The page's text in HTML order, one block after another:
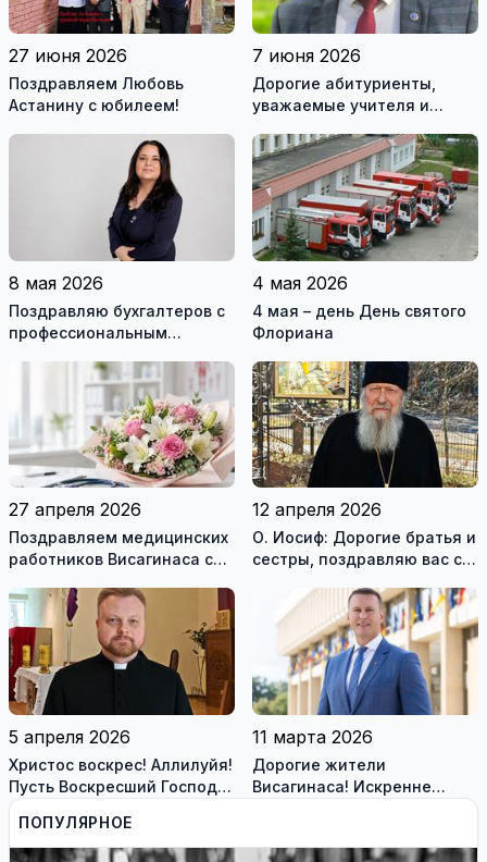
27 июня 2026
Поздравляем Любовь
Астанину с юбилеем!
7 июня 2026
Дорогие абитуриенты,
уважаемые учителя и
8 мая 2026
Поздравляю бухгалтеров с
профессиональным
4 мая 2026
4 мая – день День святого
Флориана
27 апреля 2026
Поздравляем медицинских
работников Висагинаса с
праздником!
12 апреля 2026
О. Иосиф: Дорогие братья и
сестры, поздравляю вас с
праздником Пасхи (видео)
5 апреля 2026
Христос воскрес! Аллилуйя!
Пусть Воскресший Господь
наполняет вас миром,
надеждой и радостью!
11 марта 2026
Дорогие жители
Висагинаса! Искренне
независимости Литвы!
ПОПУЛЯРНОЕ